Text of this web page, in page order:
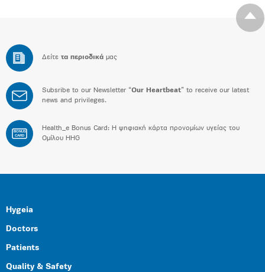
Δείτε τα περιοδικά μας
Subsribe to our Newsletter “Our Heartbeat” to receive our latest
news and privileges.
BONUS
CARD
Health_e Bonus Card: H ψηφιακή κάρτα προνομίων υγείας του
Ομίλου HHG
Hygeia
Doctors
Patients
Quality & Safety